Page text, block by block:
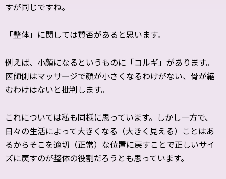
すが同じですね。
「整体」に関しては賛否があると思います。
例えば、小顔になるというものに「コルギ」があります。
医師側はマッサージで顔が小さくなるわけがない、骨が縮
むわけはないと批判します。
これについては私も同様に思っています。しかし一方で、
日々の生活によって大きくなる（大きく見える）ことはあ
るからそこを適切（正常）な位置に戻すことで正しいサイ
ズに戻すのが整体の役割だろうとも思っています。